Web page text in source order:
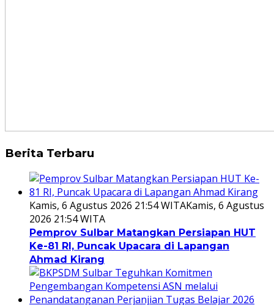
Berita Terbaru
Kamis, 6 Agustus 2026 21:54 WITAKamis, 6 Agustus
2026 21:54 WITA
Pemprov Sulbar Matangkan Persiapan HUT
Ke-81 RI, Puncak Upacara di Lapangan
Ahmad Kirang